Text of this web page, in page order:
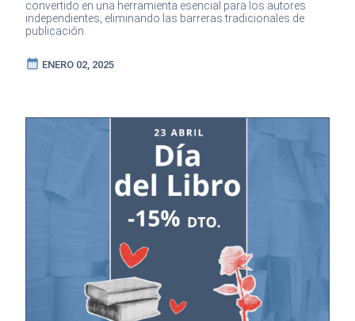
convertido en una herramienta esencial para los autores
independientes, eliminando las barreras tradicionales de
publicación.
calendar_month ENERO 02, 2025